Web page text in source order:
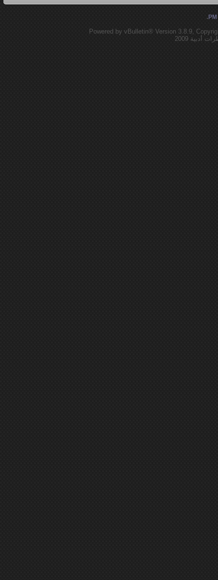
.
Powered by vBulletin® Version 3.8.9,
2009